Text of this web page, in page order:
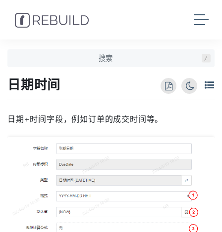
/
日期时间
日期+时间字段，例如订单的成交时间等。